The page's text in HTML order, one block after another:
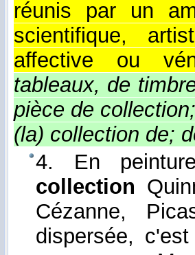
réunis par un
scientifique,
affective ou
tableaux, de
pièce de
(la) collection de;
4. En
collection
Cézanne,
dispersée,